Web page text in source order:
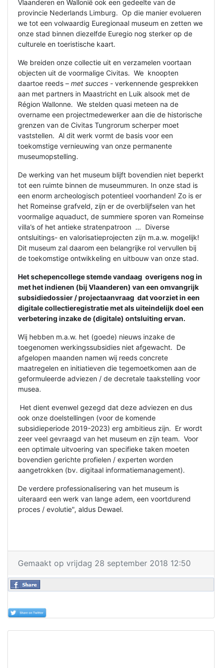
Vlaanderen en Wallonië ook een gedeelte van de
provincie Nederlands Limburg. Op die manier evolueren
we tot een volwaardig Euregionaal museum en zetten we
onze stad binnen diezelfde Euregio nog sterker op de
culturele en toeristische kaart.
We breiden onze collectie uit en verzamelen voortaan
objecten uit de voormalige Civitas. We knoopten
daartoe reeds – met succes - verkennende gesprekken
aan met partners in Maastricht en Luik alsook met de
Région Wallonne. We stelden quasi meteen na de
overname een projectmedewerker aan die de historische
grenzen van de Civitas Tungrorum scherper moet
vaststellen. Al dit werk vormt de basis voor een
toekomstige vernieuwing van onze permanente
museumopstelling.
De werking van het museum blijft bovendien niet beperkt
tot een ruimte binnen de museummuren. In onze stad is
een enorm archeologisch potentieel voorhanden! Zo is er
het Romeinse grafveld, zijn er de overblijfselen van het
voormalige aquaduct, de summiere sporen van Romeinse
villa’s of het antieke stratenpatroon … Diverse
ontsluitings- en valorisatieprojecten zijn m.a.w. mogelijk!
Dit museum zal daarom een belangrijke rol vervullen bij
de toekomstige ontwikkeling en uitbouw van onze stad.
Het schepencollege stemde vandaag overigens nog in
met het indienen (bij Vlaanderen) van een omvangrijk
subsidiedossier / projectaanvraag dat voorziet in een
digitale collectieregistratie met als uiteindelijk doel een
verbetering inzake de (digitale) ontsluiting ervan.
Wij hebben m.a.w. het (goede) nieuws inzake de
toegenomen werkingssubsidies niet afgewacht. De
afgelopen maanden namen wij reeds concrete
maatregelen en initiatieven die tegemoetkomen aan de
geformuleerde adviezen / de decretale taakstelling voor
musea.
Het dient evenwel gezegd dat deze adviezen en dus
ook onze doelstellingen (voor de komende
subsidieperiode 2019-2023) erg ambitieus zijn. Er wordt
zeer veel gevraagd van het museum en zijn team. Voor
een optimale uitvoering van specifieke taken moeten
bovendien gerichte profielen / experten worden
aangetrokken (bv. digitaal informatiemanagement).
De verdere professionalisering van het museum is
uiteraard een werk van lange adem, een voortdurend
proces / evolutie", aldus Dewael.
Gemaakt op vrijdag 28 september 2018 12:50